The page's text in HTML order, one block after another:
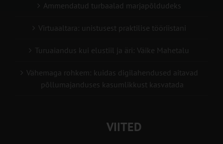
Ammendatud turbaalad marjapõldudeks
Virtuaaltara: unistusest praktilise tööriistani
Turuaiandus kui elustiil ja äri: Väike Mahetalu
Vähemaga rohkem: kuidas digilahendused aitavad
põllumajanduses kasumlikkust kasvatada
VIITED